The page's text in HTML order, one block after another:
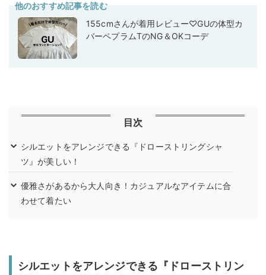
他のおすすめ記事を読む
155cmさんが着用レビュー♡GUの体型カ
バーペプラムTのNG＆OKコーデ
目次
シルエットをアレンジできる『ドローストリングシャ
ツ』が美しい！
優雅さがあるから大人向き！カジュアルなアイテムに合
わせて着たい
シルエットをアレンジできる『ドローストリン